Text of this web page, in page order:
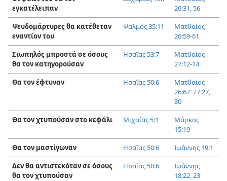
εγκατέλειπαν
26:31, 56
Ψευδομάρτυρες θα κατέθεταν
εναντίον του
Ψαλμός 35:11
Ματθαίος
26:59-61
Σιωπηλός μπροστά σε όσους
θα τον κατηγορούσαν
Ησαΐας 53:7
Ματθαίος
27:12-14
Θα τον έφτυναν
Ησαΐας 50:6
Ματθαίος
26:67·27:27,
30
Θα τον χτυπούσαν στο κεφάλι
Μιχαίας 5:1
Μάρκος
15:19
Θα τον μαστίγωναν
Ησαΐας 50:6
Ιωάννης 19:1
Δεν θα αντιστεκόταν σε όσους
θα τον χτυπούσαν
Ησαΐας 50:6
Ιωάννης
18:22, 23